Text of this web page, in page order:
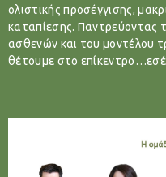
ολιστικής προσέγγισης,
καταπίεσης. Παντρεύοντας
ασθενών και του μοντέλου
θέτουμε στο